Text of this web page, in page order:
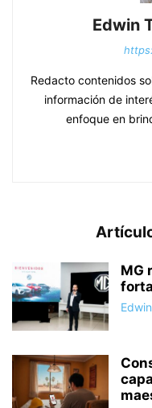
Edwin
Redacto contenidos
información de
enfoque en
MG